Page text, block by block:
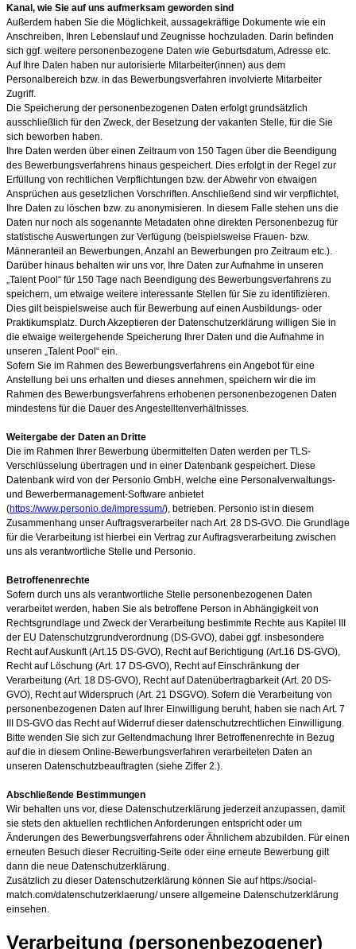
Kanal, wie Sie auf uns aufmerksam geworden sind
Außerdem haben Sie die Möglichkeit, aussagekräftige Dokumente wie ein
Anschreiben, Ihren Lebenslauf und Zeugnisse hochzuladen. Darin befinden
sich ggf. weitere personenbezogene Daten wie Geburtsdatum, Adresse etc.
Auf Ihre Daten haben nur autorisierte Mitarbeiter(innen) aus dem
Personalbereich bzw. in das Bewerbungsverfahren involvierte Mitarbeiter
Zugriff.
Die Speicherung der personenbezogenen Daten erfolgt grundsätzlich
ausschließlich für den Zweck, der Besetzung der vakanten Stelle, für die Sie
sich beworben haben.
Ihre Daten werden über einen Zeitraum von 150 Tagen über die Beendigung
des Bewerbungsverfahrens hinaus gespeichert. Dies erfolgt in der Regel zur
Erfüllung von rechtlichen Verpflichtungen bzw. der Abwehr von etwaigen
Ansprüchen aus gesetzlichen Vorschriften. Anschließend sind wir verpflichtet,
Ihre Daten zu löschen bzw. zu anonymisieren. In diesem Falle stehen uns die
Daten nur noch als sogenannte Metadaten ohne direkten Personenbezug für
statistische Auswertungen zur Verfügung (beispielsweise Frauen- bzw.
Männeranteil an Bewerbungen, Anzahl an Bewerbungen pro Zeitraum etc.).
Darüber hinaus behalten wir uns vor, Ihre Daten zur Aufnahme in unseren
„Talent Pool“ für 150 Tage nach Beendigung des Bewerbungsverfahrens zu
speichern, um etwaige weitere interessante Stellen für Sie zu identifizieren.
Dies gilt beispielsweise auch für Bewerbung auf einen Ausbildungs- oder
Praktikumsplatz. Durch Akzeptieren der Datenschutzerklärung willigen Sie in
die etwaige weitergehende Speicherung Ihrer Daten und die Aufnahme in
unseren „Talent Pool“ ein.
Sofern Sie im Rahmen des Bewerbungsverfahrens ein Angebot für eine
Anstellung bei uns erhalten und dieses annehmen, speichern wir die im
Rahmen des Bewerbungsverfahrens erhobenen personenbezogenen Daten
mindestens für die Dauer des Angestelltenverhältnisses.
Weitergabe der Daten an Dritte
Die im Rahmen Ihrer Bewerbung übermittelten Daten werden per TLS-
Verschlüsselung übertragen und in einer Datenbank gespeichert. Diese
Datenbank wird von der Personio GmbH, welche eine Personalverwaltungs-
und Bewerbermanagement-Software anbietet
(https://www.personio.de/impressum/), betrieben. Personio ist in diesem
Zusammenhang unser Auftragsverarbeiter nach Art. 28 DS-GVO. Die Grundlage
für die Verarbeitung ist hierbei ein Vertrag zur Auftragsverarbeitung zwischen
uns als verantwortliche Stelle und Personio.
Betroffenenrechte
Sofern durch uns als verantwortliche Stelle personenbezogenen Daten
verarbeitet werden, haben Sie als betroffene Person in Abhängigkeit von
Rechtsgrundlage und Zweck der Verarbeitung bestimmte Rechte aus Kapitel III
der EU Datenschutzgrundverordnung (DS-GVO), dabei ggf. insbesondere
Recht auf Auskunft (Art.15 DS-GVO), Recht auf Berichtigung (Art.16 DS-GVO),
Recht auf Löschung (Art. 17 DS-GVO), Recht auf Einschränkung der
Verarbeitung (Art. 18 DS-GVO), Recht auf Datenübertragbarkeit (Art. 20 DS-
GVO), Recht auf Widerspruch (Art. 21 DSGVO). Sofern die Verarbeitung von
personenbezogenen Daten auf Ihrer Einwilligung beruht, haben sie nach Art. 7
III DS-GVO das Recht auf Widerruf dieser datenschutzrechtlichen Einwilligung.
Bitte wenden Sie sich zur Geltendmachung Ihrer Betroffenenrechte in Bezug
auf die in diesem Online-Bewerbungsverfahren verarbeiteten Daten an
unseren Datenschutzbeauftragten (siehe Ziffer 2.).
Abschließende Bestimmungen
Wir behalten uns vor, diese Datenschutzerklärung jederzeit anzupassen, damit
sie stets den aktuellen rechtlichen Anforderungen entspricht oder um
Änderungen des Bewerbungsverfahrens oder Ähnlichem abzubilden. Für einen
erneuten Besuch dieser Recruiting-Seite oder eine erneute Bewerbung gilt
dann die neue Datenschutzerklärung.
Zusätzlich zu dieser Datenschutzerklärung können Sie auf https://social-
match.com/datenschutzerklaerung/ unsere allgemeine Datenschutzerklärung
einsehen.
Verarbeitung (personenbezogener)